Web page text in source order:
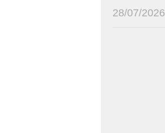
28/07/2026